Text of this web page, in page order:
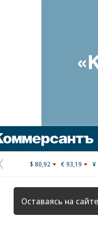
Предыдущая
страница
$ 80,92 € 93,19 ¥
Оставаясь на